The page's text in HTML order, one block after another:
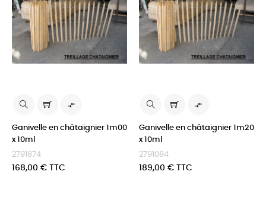

Ganivelle en châtaignier 1m00
x 10ml
2791874
Prix
168,00 € TTC

Ganivelle en châtaignier 1m20
x 10ml
2791084
Prix
189,00 € TTC